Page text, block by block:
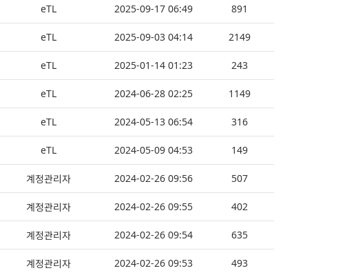
eTL 2025-09-17 06:49 891
eTL 2025-09-03 04:14 2149
eTL 2025-01-14 01:23 243
eTL 2024-06-28 02:25 1149
eTL 2024-05-13 06:54 316
eTL 2024-05-09 04:53 149
계정관리자 2024-02-26 09:56 507
계정관리자 2024-02-26 09:55 402
계정관리자 2024-02-26 09:54 635
계정관리자 2024-02-26 09:53 493